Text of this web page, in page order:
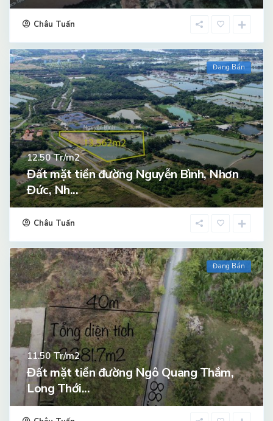
Châu Tuấn
Đang Bán
12.50Tr/m2
Đất mặt tiền đường Nguyễn Bình, Nhơn
Đức, Nh...
Châu Tuấn
Đang Bán
11.50Tr/m2
Đất mặt tiền đường Ngô Quang Thắm,
Long Thới...